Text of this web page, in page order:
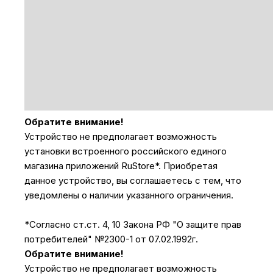
Обратите внимание!
Устройство не предполагает возможность
установки встроенного российского единого
магазина приложений RuStore*. Приобретая
данное устройство, вы соглашаетесь с тем, что
уведомлены о наличии указанного ограничения.
*Согласно ст.ст. 4, 10 Закона РФ "О защите прав
потребителей" №2300-1 от 07.02.1992г.
Обратите внимание!
Устройство не предполагает возможность